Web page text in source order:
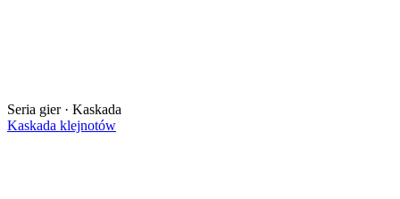
Seria gier · Kaskada
Kaskada klejnotów